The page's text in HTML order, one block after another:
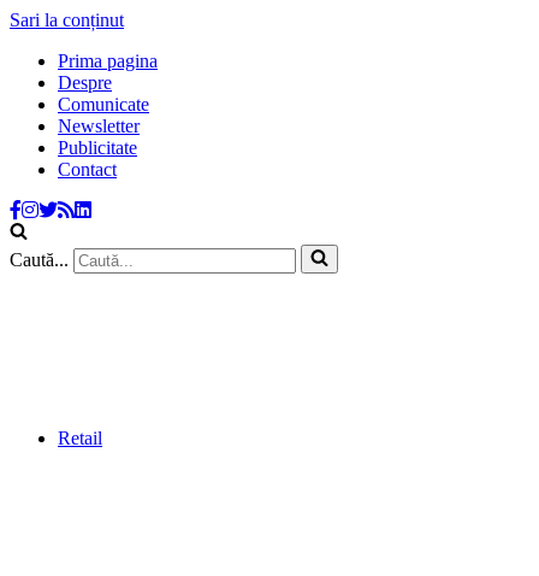
Sari la conținut
Prima pagina
Despre
Comunicate
Newsletter
Publicitate
Contact
Caută...
Retail